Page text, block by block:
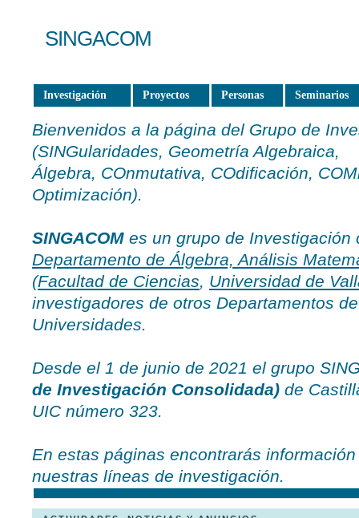
SINGACOM
Investigación Proyectos Personas Seminarios
Bienvenidos a la página del Grupo de
(SINGularidades, Geometría Algebraica,
Álgebra, COnmutativa, COdificación,
Optimización).
SINGACOM es un grupo de Investigación
Departamento de Álgebra, Análisis
(Facultad de Ciencias, Universidad de
investigadores de otros Departamentos
Universidades.
Desde el 1 de junio de 2021 el grupo
de Investigación Consolidada) de
UIC número 323.
En estas páginas encontrarás
nuestras líneas de investigación.